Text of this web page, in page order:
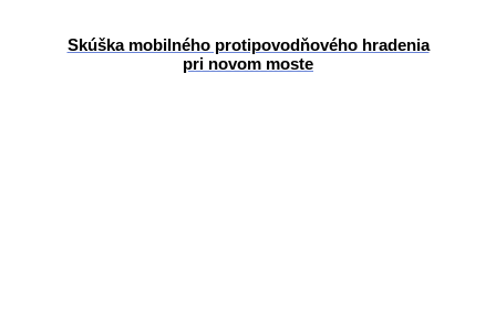
Skúška mobilného protipovodňového hradenia
pri novom moste